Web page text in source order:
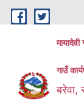
Skip to main content
मायादेवी
गाउँ
बरेवा,